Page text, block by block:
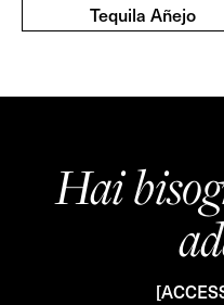
Tequila Añejo
Hai